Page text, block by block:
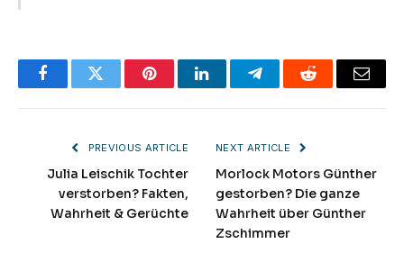
FacebookTwitter PinterestLinkedInTelegramReddit Email
PREVIOUS ARTICLE
Julia Leischik Tochter
verstorben? Fakten,
Wahrheit & Gerüchte
NEXT ARTICLE
Morlock Motors Günther
gestorben? Die ganze
Wahrheit über Günther
Zschimmer